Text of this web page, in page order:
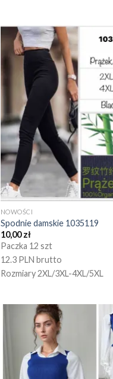
NOWOŚCI
Spodnie damskie 1035119
10,00zł
Paczka 12 szt
12.3 PLN brutto
Rozmiary 2XL/3XL-4XL/5XL